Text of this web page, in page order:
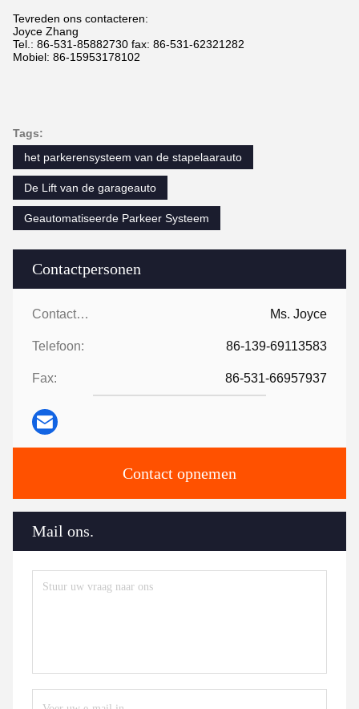
Contactpersonen
Contactpersonen: Ms. Joyce
Telefoon: 86-139-69113583
Fax: 86-531-66957937
Contact opnemen
Mail ons.
Tevreden ons contacteren:
Joyce Zhang
Tel.: 86-531-85882730 fax: 86-531-62321282
Mobiel: 86-15953178102
Tags:
het parkerensysteem van de stapelaarauto
De Lift van de garageauto
Geautomatiseerde Parkeer Systeem